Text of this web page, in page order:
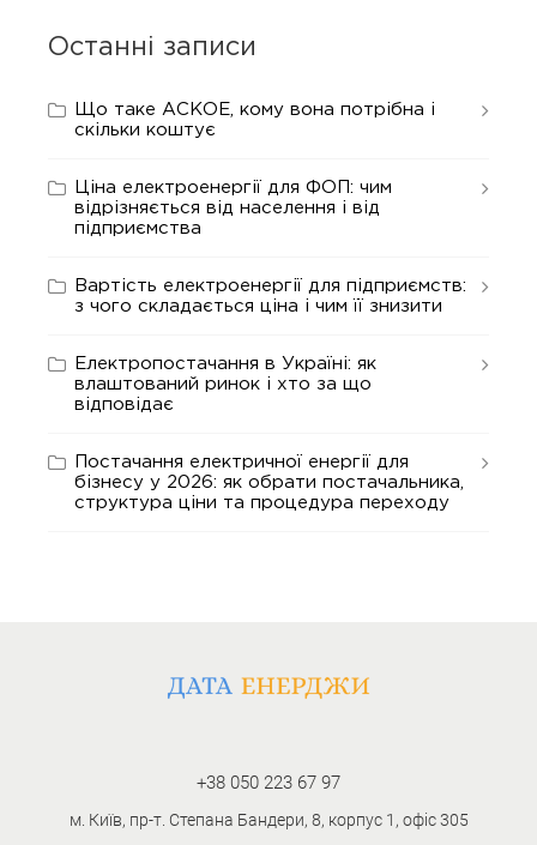
Останні записи
Що таке АСКОЕ, кому вона потрібна і
скільки коштує
Ціна електроенергії для ФОП: чим
відрізняється від населення і від
підприємства
Вартість електроенергії для підприємств:
з чого складається ціна і чим її знизити
Електропостачання в Україні: як
влаштований ринок і хто за що
відповідає
Постачання електричної енергії для
бізнесу у 2026: як обрати постачальника,
структура ціни та процедура переходу
+38 050 223 67 97
м. Київ, пр-т. Степана Бандери, 8, корпус 1, офіс 305